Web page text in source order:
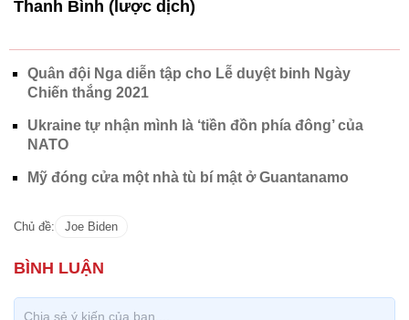
Thanh Bình (lược dịch)
Quân đội Nga diễn tập cho Lễ duyệt binh Ngày
Chiến thắng 2021
Ukraine tự nhận mình là ‘tiền đồn phía đông’ của
NATO
Mỹ đóng cửa một nhà tù bí mật ở Guantanamo
Chủ đề: Joe Biden